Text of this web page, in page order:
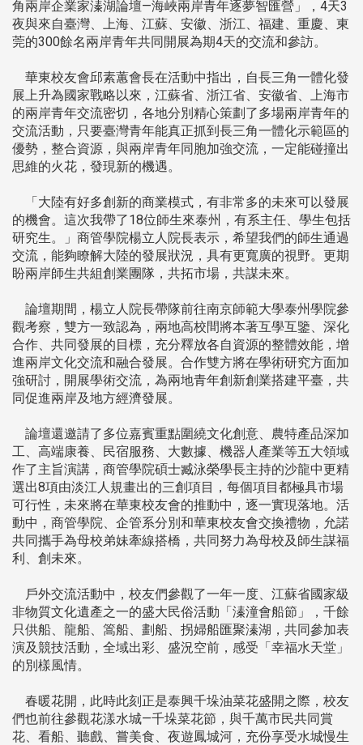
角兩岸企業家溱湖論壇—海峽兩岸青年逐夢智匯營」，4天3
夜與來自臺灣、上海、江蘇、安徽、浙江、福建、重慶、東
莞的300餘名兩岸青年共同開展為期4天的交流和參訪。
華東校友會邱素蕙會長在活動中指出，自長三角一體化發
展上升為國家戰略以來，江蘇省、浙江省、安徽省、上海市
的兩岸青年交流密切，各地分別精心策劃了多場兩岸青年的
交流活動，只要臺灣青年能真正抓到長三角一體化示範區的
優勢，整合資源，與兩岸青年同胞加強交流，一定能碰撞出
思維的火花，發現新的機遇。
「大陸有好多創新的商業模式，有非常多的未來可以發展
的機會。這次我帶了18位師生來泰州，有系主任、學生包括
研究生。」商管學院楊立人院長表示，希望我們的師生通過
交流，能夠瞭解大陸的發展狀況，具有更寬廣的視野。更期
盼兩岸師生共組創業團隊，共拓市場，共謀未來。
論壇期間，楊立人院長帶隊前往南京師範大學泰州學院參
觀考察，雙方一致認為，兩地高校間將本著互學互鑒、深化
合作、共同發展的目標，充分釋放各自資源的整體效能，增
進兩岸文化交流和融合發展。合作雙方將在學術研究方面加
強研討，開展學術交流，為兩地青年創新創業搭建平臺，共
同促進兩岸及地方經濟發展。
論壇還邀請了多位嘉賓重點圍繞文化創意、農特產品深加
工、高端康養、民宿服務、大數據、機器人產業等五大領域
作了主旨演講，商管學院碩士臧泳榮學長主持的沙龍中更精
選出8項由淡江人規畫出的三創項目，每個項目都極具市場
可行性，未來將在華東校友會的推動中，逐一實現落地。活
動中，商管學院、企管系分別和華東校友會交換禮物，允諾
共同攜手為母校弟妹牽線搭橋，共同努力為母校及師生謀福
利、創未來。
戶外交流活動中，校友們參觀了一年一度、江蘇省國家級
非物質文化遺產之一的盛大民俗活動「溱潼會船節」，千餘
只供船、龍船、篙船、劃船、拐婦船匯聚溱湖，共同參加表
演及競技活動，全域出彩、盛況空前，感受「幸福水天堂」
的別樣風情。
春暖花開，此時此刻正是泰興千垛油菜花盛開之際，校友
們也前往參觀花漾水城—千垛菜花節，與千萬市民共同賞
花、看船、聽戲、嘗美食、夜遊鳳城河，充份享受水城慢生